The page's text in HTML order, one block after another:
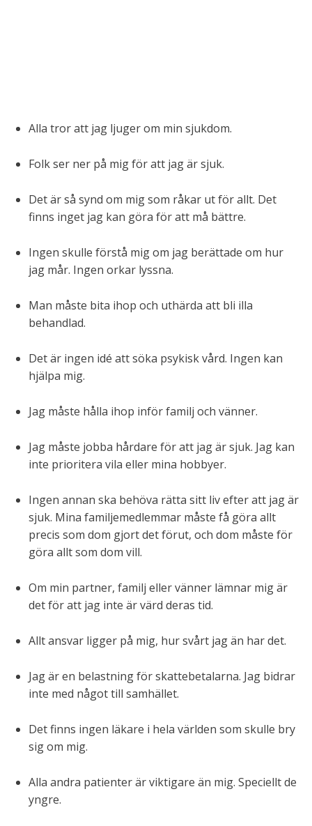
Alla tror att jag ljuger om min sjukdom.
Folk ser ner på mig för att jag är sjuk.
Det är så synd om mig som råkar ut för allt. Det
finns inget jag kan göra för att må bättre.
Ingen skulle förstå mig om jag berättade om hur
jag mår. Ingen orkar lyssna.
Man måste bita ihop och uthärda att bli illa
behandlad.
Det är ingen idé att söka psykisk vård. Ingen kan
hjälpa mig.
Jag måste hålla ihop inför familj och vänner.
Jag måste jobba hårdare för att jag är sjuk. Jag kan
inte prioritera vila eller mina hobbyer.
Ingen annan ska behöva rätta sitt liv efter att jag är
sjuk. Mina familjemedlemmar måste få göra allt
precis som dom gjort det förut, och dom måste för
göra allt som dom vill.
Om min partner, familj eller vänner lämnar mig är
det för att jag inte är värd deras tid.
Allt ansvar ligger på mig, hur svårt jag än har det.
Jag är en belastning för skattebetalarna. Jag bidrar
inte med något till samhället.
Det finns ingen läkare i hela världen som skulle bry
sig om mig.
Alla andra patienter är viktigare än mig. Speciellt de
yngre.